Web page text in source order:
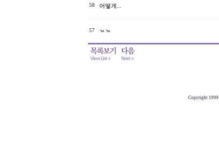
58 어떻게...
57 ㄳㄳ
Copyright